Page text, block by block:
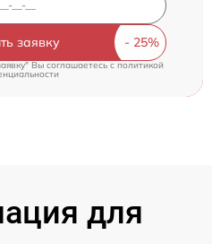
заявку
Вы соглашаетесь cполитикой
для